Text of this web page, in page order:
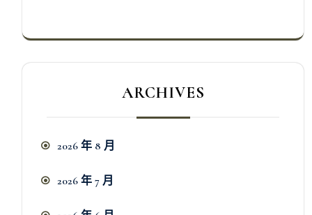
ARCHIVES
2026 年 8 月
2026 年 7 月